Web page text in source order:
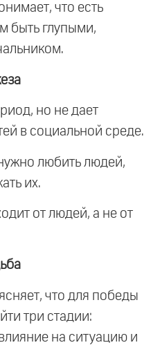
что есть
быть глупыми,
но не дает
в социальной среде.
любить людей,
их.
от людей, а не от
что для победы
три стадии:
на ситуацию и